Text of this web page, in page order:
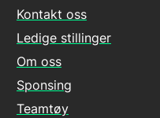
Kontakt oss
Ledige stillinger
Om oss
Sponsing
Teamtøy